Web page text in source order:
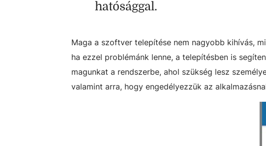
hatósággal.
Maga a szoftver telepítése nem nagyobb kihívás,
ha ezzel problémánk lenne, a telepítésben is
magunkat a rendszerbe, ahol szükség lesz
valamint arra, hogy engedélyezzük az